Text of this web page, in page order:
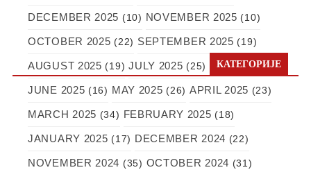
DECEMBER 2025 (10) NOVEMBER 2025 (10)
OCTOBER 2025 (22) SEPTEMBER 2025 (19)
AUGUST 2025 (19) JULY 2025 (25)
JUNE 2025 (16) MAY 2025 (26) APRIL 2025 (23)
MARCH 2025 (34) FEBRUARY 2025 (18)
JANUARY 2025 (17) DECEMBER 2024 (22)
NOVEMBER 2024 (35) OCTOBER 2024 (31)
КАТЕГОРИЈЕ